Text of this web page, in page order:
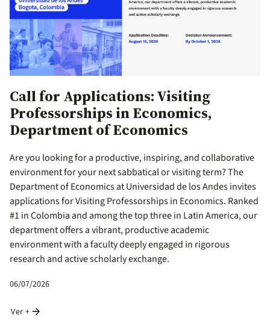
Call for Applications: Visiting
Professorships in Economics,
Department of Economics
Are you looking for a productive, inspiring, and collaborative
environment for your next sabbatical or visiting term? The
Department of Economics at Universidad de los Andes invites
applications for Visiting Professorships in Economics. Ranked
#1 in Colombia and among the top three in Latin America, our
department offers a vibrant, productive academic
environment with a faculty deeply engaged in rigorous
research and active scholarly exchange.
06/07/2026
Ver + arrow_forward